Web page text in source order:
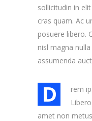
sollicitudin in
cras quam. Ac
posuere libero.
nisl magna
assumenda
D
rem
amet non